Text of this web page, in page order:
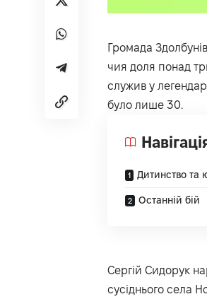
Громада
чия доля понад
служив у
було лише 30.
Дитинство та
Останній бій
Сергій Сидорук
сусіднього села